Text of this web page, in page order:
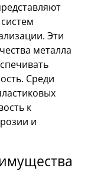
Эти
металла
Среди
к
и